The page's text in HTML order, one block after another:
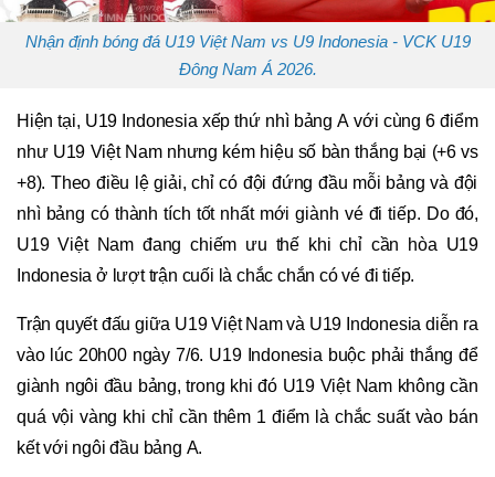
Nhận định bóng đá U19 Việt Nam vs U9 Indonesia - VCK U19
Đông Nam Á 2026.
Hiện tại, U19 Indonesia xếp thứ nhì bảng A với cùng 6 điểm
như U19 Việt Nam nhưng kém hiệu số bàn thắng bại (+6 vs
+8). Theo điều lệ giải, chỉ có đội đứng đầu mỗi bảng và đội
nhì bảng có thành tích tốt nhất mới giành vé đi tiếp. Do đó,
U19 Việt Nam đang chiếm ưu thế khi chỉ cần hòa U19
Indonesia ở lượt trận cuối là chắc chắn có vé đi tiếp.
Trận quyết đấu giữa U19 Việt Nam và U19 Indonesia diễn ra
vào lúc 20h00 ngày 7/6. U19 Indonesia buộc phải thắng để
giành ngôi đầu bảng, trong khi đó U19 Việt Nam không cần
quá vội vàng khi chỉ cần thêm 1 điểm là chắc suất vào bán
kết với ngôi đầu bảng A.